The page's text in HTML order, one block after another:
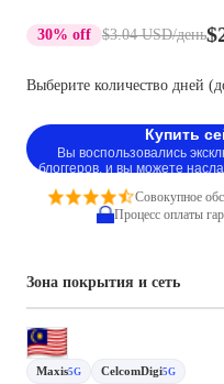
30% off $3.04 USD/день
Выберите количество дней
Купить
Вы воспользовались
блоггеров, и вы можете
Совокупное
Процесс оплаты
Зона покрытия и сеть
Maxis5G CelcomDigi5G